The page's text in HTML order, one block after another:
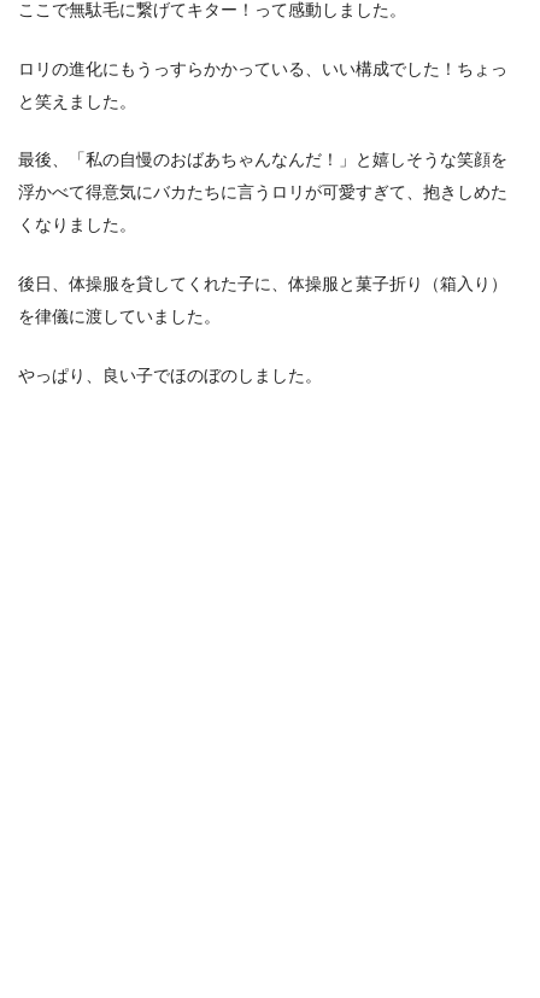
ここで無駄毛に繋げてキター！って感動しました。
ロリの進化にもうっすらかかっている、いい構成でした！ちょっ
と笑えました。
最後、「私の自慢のおばあちゃんなんだ！」と嬉しそうな笑顔を
浮かべて得意気にバカたちに言うロリが可愛すぎて、抱きしめた
くなりました。
後日、体操服を貸してくれた子に、体操服と菓子折り（箱入り）
を律儀に渡していました。
やっぱり、良い子でほのぼのしました。